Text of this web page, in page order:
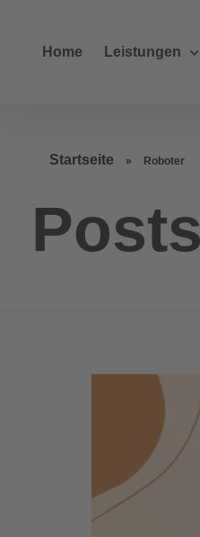
Home Leistungen
Startseite » Roboter